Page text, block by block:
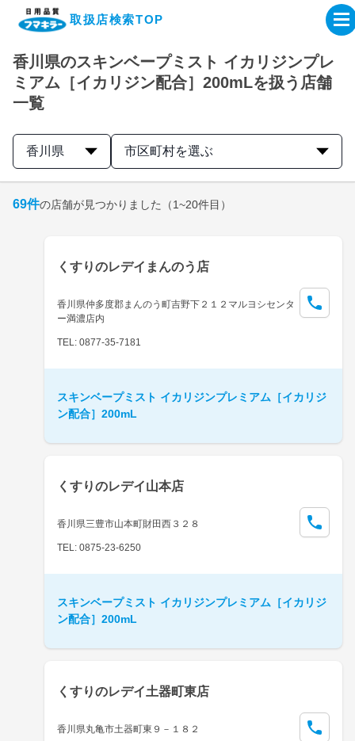
取扱店検索TOP
企業・IR情報サイト
オンラインショップ
製品検索はこちら
香川県のスキンベープミスト イカリジンプレ
ミアム［イカリジン配合］200mLを扱う店舗
一覧
香川県 市区町村を選ぶ
69件の店舗が見つかりました （1~20件目）
くすりのレデイまんのう店
香川県仲多度郡まんのう町吉野下２１２マルヨシセンタ
ー満濃店内
TEL: 0877-35-7181
スキンベープミスト イカリジンプレミアム［イカリジ
ン配合］200mL
くすりのレデイ山本店
香川県三豊市山本町財田西３２８
TEL: 0875-23-6250
スキンベープミスト イカリジンプレミアム［イカリジ
ン配合］200mL
くすりのレデイ土器町東店
香川県丸亀市土器町東９－１８２